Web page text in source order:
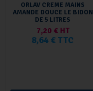
ORLAV CREME MAINS
AMANDE DOUCE LE BIDON
DE 5 LITRES
7,20 € HT
8,64 € TTC